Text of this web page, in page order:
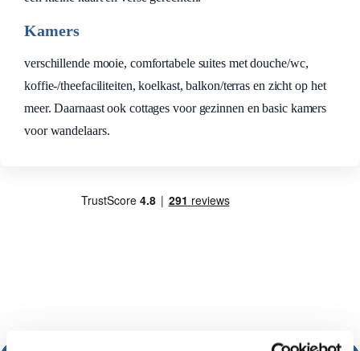
Kamers
verschillende mooie, comfortabele suites met douche/wc,
koffie-/theefaciliteiten, koelkast, balkon/terras en zicht op het
meer. Daarnaast ook cottages voor gezinnen en basic kamers
voor wandelaars.